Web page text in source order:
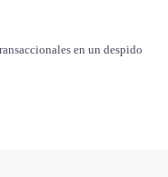
en un despido